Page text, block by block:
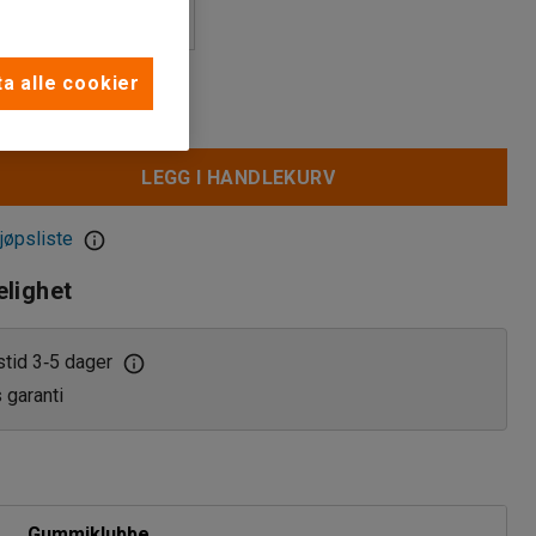
LEGG I HANDLEKURV
3‑5 dager
garanti
alle cookier